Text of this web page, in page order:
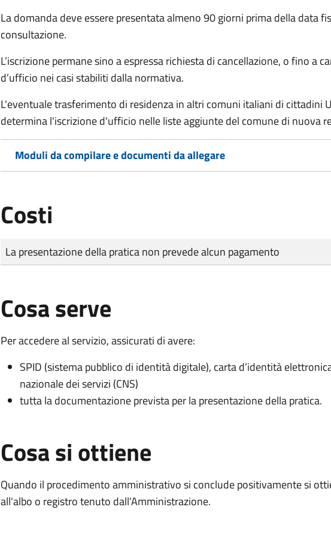
La domanda deve essere presentata almeno 90 giorni prima della data
consultazione.
L’iscrizione permane sino a espressa richiesta di cancellazione, o fino a
d’ufficio nei casi stabiliti dalla normativa.
L'eventuale trasferimento di residenza in altri comuni italiani di cittadini
determina l'iscrizione d'ufficio nelle liste aggiunte del comune di nuova
Moduli da compilare e documenti da allegare
Costi
Tipo di pagamento
Importo
La presentazione della pratica non prevede alcun pagamento
Cosa serve
Per accedere al servizio, assicurati di avere:
SPID (sistema pubblico di identità digitale), carta d’identità
nazionale dei servizi (CNS)
tutta la documentazione prevista per la presentazione della pratica.
Cosa si ottiene
Quando il procedimento amministrativo si conclude positivamente si
all'albo o registro tenuto dall'Amministrazione.